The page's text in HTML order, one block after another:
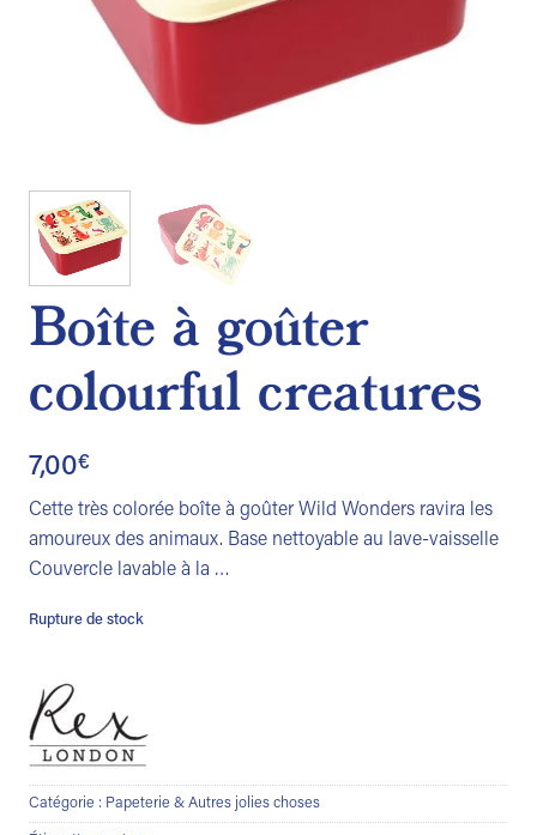
Boîte à goûter
colourful creatures
7,00€
Cette très colorée boîte à goûter Wild Wonders ravira les
amoureux des animaux. Base nettoyable au lave-vaisselle
Couvercle lavable à la …
Rupture de stock
Catégorie : Papeterie & Autres jolies choses